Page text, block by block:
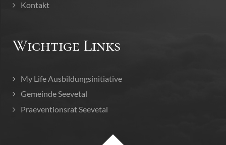
Kontakt
Wichtige Links
My Life Ausbildungsinitiative
Gemeinde Seevetal
Praeventionsrat Seevetal